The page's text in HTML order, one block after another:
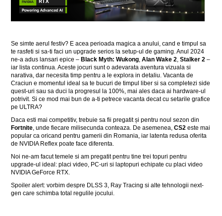
Se simte aerul festiv? E acea perioada magica a anului, cand e timpul sa
te rasfeti si sa-ti faci un upgrade serios la setup-ul de gaming. Anul 2024
ne-a adus lansari epice – Black Myth: Wukong,Alan Wake 2,Stalker 2 –
iar lista continua. Aceste jocuri sunt o adevarata aventura vizuala si
narativa, dar necesita timp pentru a le explora in detaliu. Vacanta de
Craciun e momentul ideal sa te bucuri de timpul liber si sa completezi side
quest-uri sau sa duci la progresul la 100%, mai ales daca ai hardware-ul
potrivit. Si ce mod mai bun de a-ti petrece vacanta decat cu setarile grafice
pe ULTRA?
Daca esti mai competitiv, trebuie sa fii pregatit și pentru noul sezon din
Fortnite, unde fiecare milisecunda conteaza. De asemenea,CS2 este mai
popular ca oricand pentru gamerii din Romania, iar latenta redusa oferita
de NVIDIA Reflex poate face diferenta.
Noi ne-am facut temele si am pregatit pentru tine trei topuri pentru
upgrade-ul ideal: placi video, PC-uri si laptopuri echipate cu placi video
NVIDIA GeForce RTX.
Spoiler alert: vorbim despre DLSS 3, Ray Tracing si alte tehnologii next-
gen care schimba total regulile jocului.